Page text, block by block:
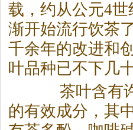
载，约从公元4
渐开始流行饮茶了
千余年的改进和
叶品种已不下几十
茶叶含有许
的有效成分，其